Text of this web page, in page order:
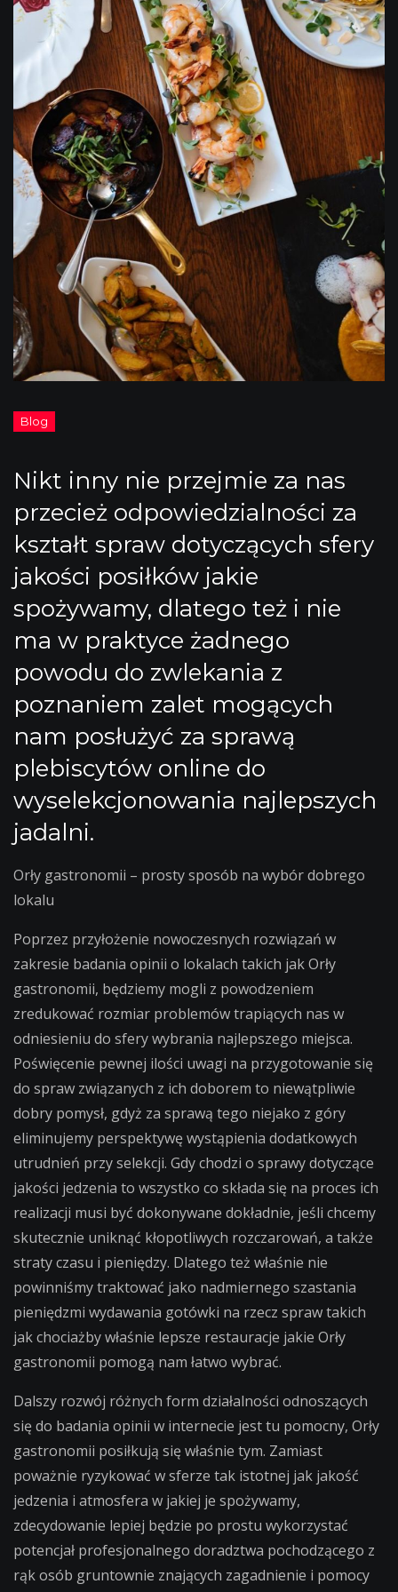
Nikt inny nie przejmie za nas
przecież odpowiedzialności za
kształt spraw dotyczących sfery
jakości posiłków jakie
spożywamy, dlatego też i nie
ma w praktyce żadnego
powodu do zwlekania z
poznaniem zalet mogących
nam posłużyć za sprawą
plebiscytów online do
wyselekcjonowania najlepszych
jadalni.
Orły gastronomii – prosty sposób na wybór dobrego
lokalu
Poprzez przyłożenie nowoczesnych rozwiązań w
zakresie badania opinii o lokalach takich jak Orły
gastronomii, będziemy mogli z powodzeniem
zredukować rozmiar problemów trapiących nas w
odniesieniu do sfery wybrania najlepszego miejsca.
Poświęcenie pewnej ilości uwagi na przygotowanie się
do spraw związanych z ich doborem to niewątpliwie
dobry pomysł, gdyż za sprawą tego niejako z góry
eliminujemy perspektywę wystąpienia dodatkowych
utrudnień przy selekcji. Gdy chodzi o sprawy dotyczące
jakości jedzenia to wszystko co składa się na proces ich
realizacji musi być dokonywane dokładnie, jeśli chcemy
skutecznie uniknąć kłopotliwych rozczarowań, a także
straty czasu i pieniędzy. Dlatego też właśnie nie
powinniśmy traktować jako nadmiernego szastania
pieniędzmi wydawania gotówki na rzecz spraw takich
jak chociażby właśnie lepsze restauracje jakie Orły
gastronomii pomogą nam łatwo wybrać.
Dalszy rozwój różnych form działalności odnoszących
się do badania opinii w internecie jest tu pomocny, Orły
gastronomii posiłkują się właśnie tym. Zamiast
poważnie ryzykować w sferze tak istotnej jak jakość
jedzenia i atmosfera w jakiej je spożywamy,
zdecydowanie lepiej będzie po prostu wykorzystać
potencjał profesjonalnego doradztwa pochodzącego z
rąk osób gruntownie znających zagadnienie i pomocy